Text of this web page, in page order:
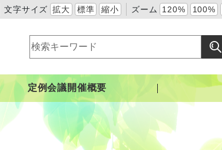
文字サイズ 拡大 標準 縮小 ズーム 120% 100%
定例会議開催概要